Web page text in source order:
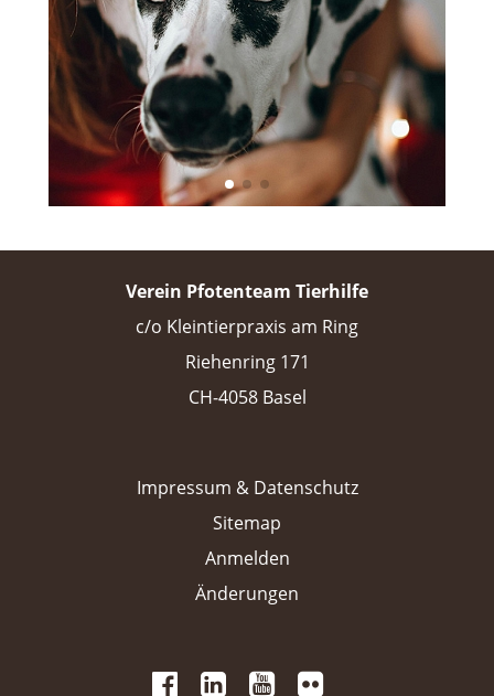
Verein Pfotenteam Tierhilfe
c/o Kleintierpraxis am Ring
Riehenring 171
CH-4058 Basel
Impressum & Datenschutz
Sitemap
Anmelden
Änderungen